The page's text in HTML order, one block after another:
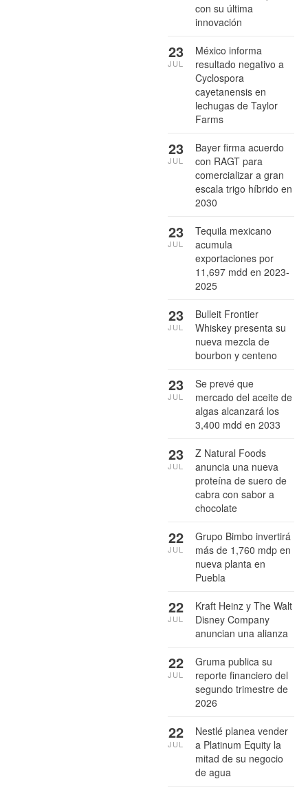
con su última
innovación
México informa
resultado negativo a
Cyclospora
cayetanensis en
lechugas de Taylor
Farms
23
JUL
Bayer firma acuerdo
con RAGT para
comercializar a gran
escala trigo híbrido en
2030
23
JUL
Tequila mexicano
acumula
exportaciones por
11,697 mdd en 2023-
2025
23
JUL
Bulleit Frontier
Whiskey presenta su
nueva mezcla de
bourbon y centeno
23
JUL
Se prevé que
mercado del aceite de
algas alcanzará los
3,400 mdd en 2033
23
JUL
Z Natural Foods
anuncia una nueva
proteína de suero de
cabra con sabor a
chocolate
23
JUL
Grupo Bimbo invertirá
más de 1,760 mdp en
nueva planta en
Puebla
22
JUL
Kraft Heinz y The Walt
Disney Company
anuncian una alianza
22
JUL
Gruma publica su
reporte financiero del
segundo trimestre de
2026
22
JUL
Nestlé planea vender
a Platinum Equity la
mitad de su negocio
de agua
22
JUL